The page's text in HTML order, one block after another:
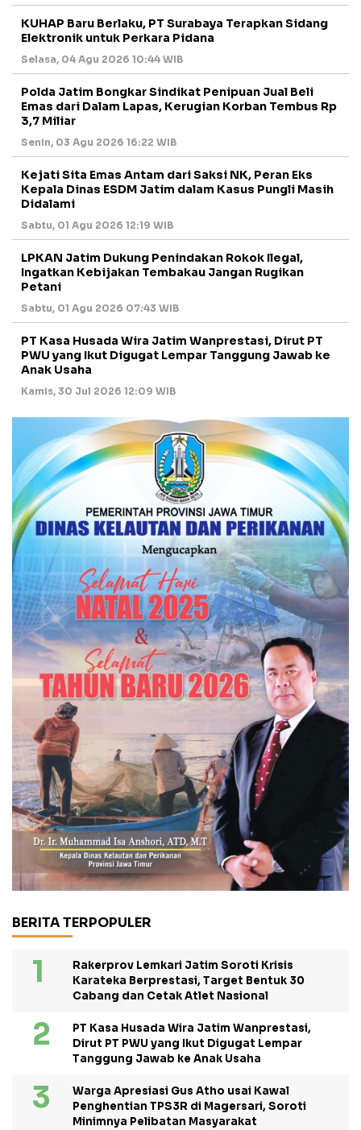
KUHAP Baru Berlaku, PT Surabaya Terapkan Sidang
Elektronik untuk Perkara Pidana
Selasa, 04 Agu 2026 10:44 WIB
Polda Jatim Bongkar Sindikat Penipuan Jual Beli
Emas dari Dalam Lapas, Kerugian Korban Tembus Rp
3,7 Miliar
Senin, 03 Agu 2026 16:22 WIB
Kejati Sita Emas Antam dari Saksi NK, Peran Eks
Kepala Dinas ESDM Jatim dalam Kasus Pungli Masih
Didalami
Sabtu, 01 Agu 2026 12:19 WIB
LPKAN Jatim Dukung Penindakan Rokok Ilegal,
Ingatkan Kebijakan Tembakau Jangan Rugikan
Petani
Sabtu, 01 Agu 2026 07:43 WIB
PT Kasa Husada Wira Jatim Wanprestasi, Dirut PT
PWU yang Ikut Digugat Lempar Tanggung Jawab ke
Anak Usaha
Kamis, 30 Jul 2026 12:09 WIB
BERITA TERPOPULER
Rakerprov Lemkari Jatim Soroti Krisis
Karateka Berprestasi, Target Bentuk 30
Cabang dan Cetak Atlet Nasional
PT Kasa Husada Wira Jatim Wanprestasi,
Dirut PT PWU yang Ikut Digugat Lempar
Tanggung Jawab ke Anak Usaha
Warga Apresiasi Gus Atho usai Kawal
Penghentian TPS3R di Magersari, Soroti
Minimnya Pelibatan Masyarakat